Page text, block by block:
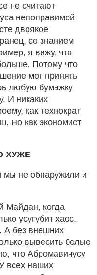
не считают
непоправимой
двоякое
со знанием
я вижу, что
Потому что
мог принять
любую бумажку
И никаких
как технократ
Но как экономист
ХУЖЕ
мы не обнаружили и
Майдан, когда
усугубит хаос.
А без внешних
вывесить белые
что Абромавичусу
всех наших